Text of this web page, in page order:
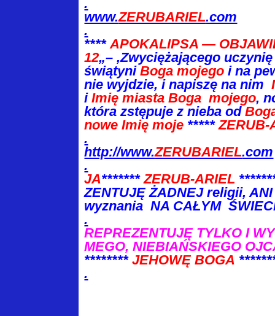
.
www.ZERUBARIEL.com
.
**** APOKALIPSA —
12„– ‚Zwyciężającego
świątyni Boga mojego i na
nie wyjdzie, i napiszę na nim
i Imię miasta Boga mojego,
która zstępuje z nieba od
nowe Imię moje ***** ZERUB-
.
http://www.ZERUBARIEL.com
.
JA*******ZERUB-ARIEL
ZENTUJĘ ŻADNEJ religii,
wyznania NA CAŁYM
.
REPREZENTUJĘ TYLKO I
MEGO, NIEBIAŃSKIEGO
********JEHOWĘ BOGA
.